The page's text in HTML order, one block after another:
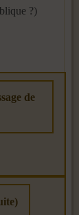
?)
de